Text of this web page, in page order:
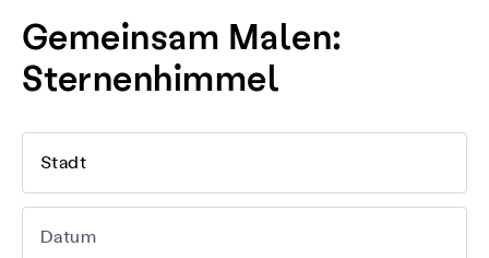
Gemeinsam Malen:
Sternenhimmel
Stadt
Datum